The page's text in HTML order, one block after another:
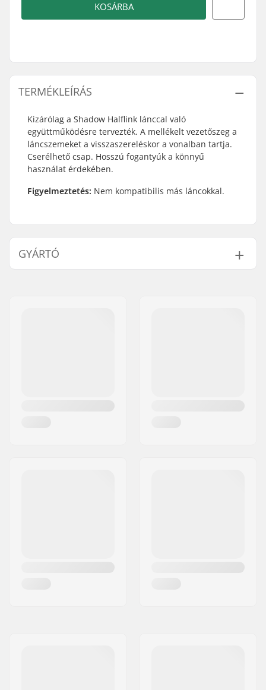
KOSÁRBA
TERMÉKLEÍRÁS
Kizárólag a Shadow Halflink lánccal való
együttműködésre tervezték. A mellékelt vezetőszeg a
láncszemeket a visszaszereléskor a vonalban tartja.
Cserélhető csap. Hosszú fogantyúk a könnyű
használat érdekében.
Figyelmeztetés: Nem kompatibilis más láncokkal.
GYÁRTÓ